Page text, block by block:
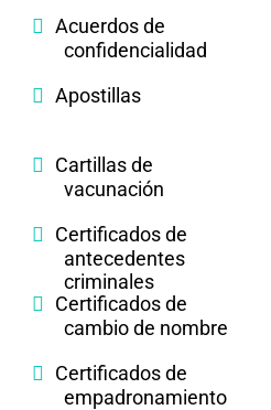
Acuerdos de
confidencialidad
Apostillas
Cartillas de
vacunación
Certificados de
antecedentes
criminales
Certificados de
cambio de nombre
Certificados de
empadronamiento